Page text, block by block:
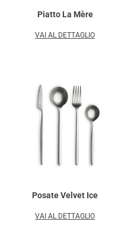
Piatto La Mère
VAI AL DETTAGLIO
Posate Velvet Ice
VAI AL DETTAGLIO